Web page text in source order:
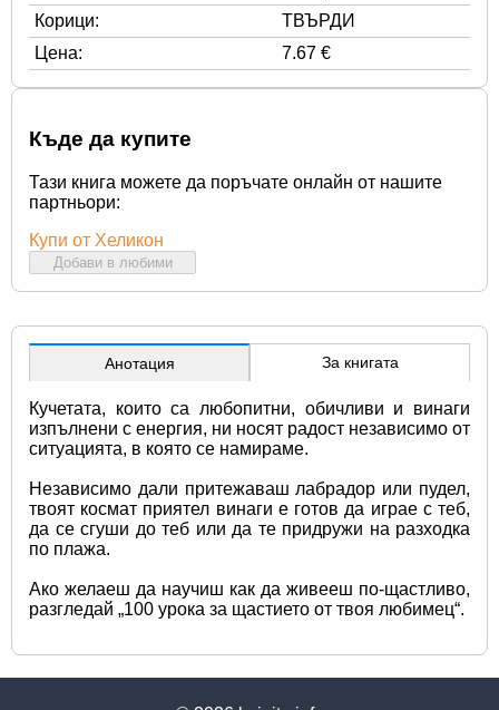
Корици:
ТВЪРДИ
Цена:
7.67 €
Къде да купите
Тази книга можете да поръчате онлайн от нашите
партньори:
Купи от Хеликон
Добави в любими
Анотация За книгата
Кучетата, които са любопитни, обичливи и винаги
изпълнени с енергия, ни носят радост независимо от
ситуацията, в която се намираме.
Независимо дали притежаваш лабрадор или пудел,
твоят космат приятел винаги е готов да играе с теб,
да се сгуши до теб или да те придружи на разходка
по плажа.
Ако желаеш да научиш как да живееш по-щастливо,
разгледай „100 урока за щастието от твоя любимец“.